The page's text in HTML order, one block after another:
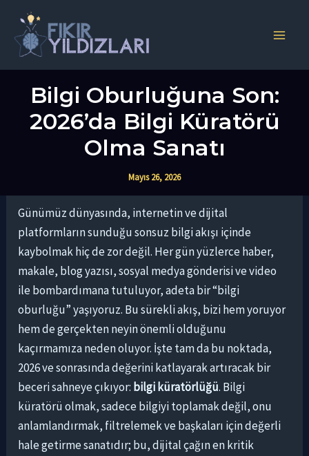
İçeriğe
Bilgi Oburluğuna Son:
2026’da Bilgi Küratörü
Olma Sanatı
Mayıs 26, 2026
Günümüz dünyasında, internetin ve dijital
platformların sunduğu sonsuz bilgi akışı içinde
kaybolmak hiç de zor değil. Her gün yüzlerce haber,
makale, blog yazısı, sosyal medya gönderisi ve video
ile bombardımana tutuluyor, adeta bir “bilgi
oburluğu” yaşıyoruz. Bu sürekli akış, bizi hem yoruyor
hem de gerçekten neyin önemli olduğunu
kaçırmamıza neden oluyor. İşte tam da bu noktada,
2026 ve sonrasında değerini katlayarak artıracak bir
beceri sahneye çıkıyor: bilgi küratörlüğü. Bilgi
küratörü olmak, sadece bilgiyi toplamak değil, onu
anlamlandırmak, filtrelemek ve başkaları için değerli
hale getirme sanatıdır; bu, dijital çağın en kritik